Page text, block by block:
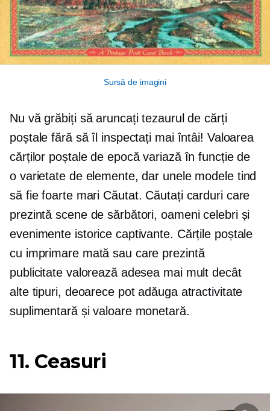
Sursă de imagini
Nu vă grăbiți să aruncați tezaurul de cărți
poștale fără să îl inspectați mai întâi! Valoarea
cărților poștale de epocă variază în funcție de
o varietate de elemente, dar unele modele tind
să fie foarte mari Căutat. Căutați carduri care
prezintă scene de sărbători, oameni celebri și
evenimente istorice captivante. Cărțile poștale
cu imprimare mată sau care prezintă
publicitate valorează adesea mai mult decât
alte tipuri, deoarece pot adăuga atractivitate
suplimentară și valoare monetară.
11. Ceasuri